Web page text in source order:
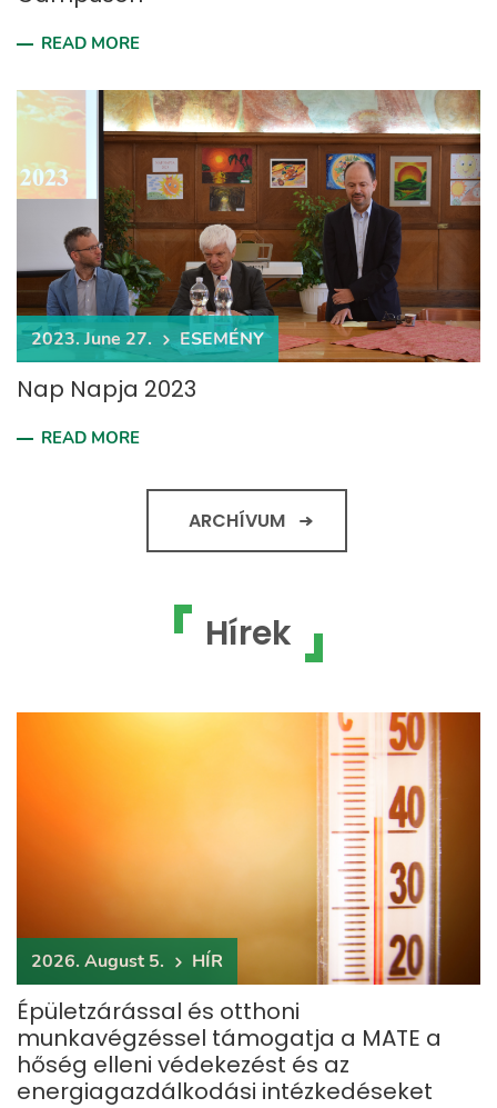
READ MORE
2023. June 27. ESEMÉNY
Nap Napja 2023
READ MORE
ARCHÍVUM
Hírek
2026. August 5. HÍR
Épületzárással és otthoni
munkavégzéssel támogatja a MATE a
hőség elleni védekezést és az
energiagazdálkodási intézkedéseket